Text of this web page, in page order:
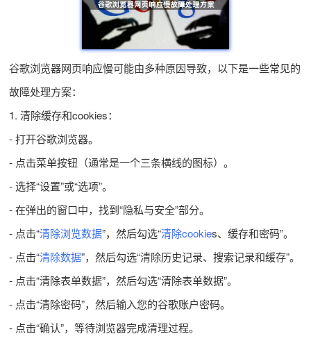
谷歌浏览器网页响应慢可能由多种原因导致，以下是一些常见的
故障处理方案：
1. 清除缓存和cookies：
- 打开谷歌浏览器。
- 点击菜单按钮（通常是一个三条横线的图标）。
- 选择“设置”或“选项”。
- 在弹出的窗口中，找到“隐私与安全”部分。
- 点击“清除浏览数据”，然后勾选“清除cookies、缓存和密码”。
- 点击“清除数据”，然后勾选“清除历史记录、搜索记录和缓存”。
- 点击“清除表单数据”，然后勾选“清除表单数据”。
- 点击“清除密码”，然后输入您的谷歌账户密码。
- 点击“确认”，等待浏览器完成清理过程。